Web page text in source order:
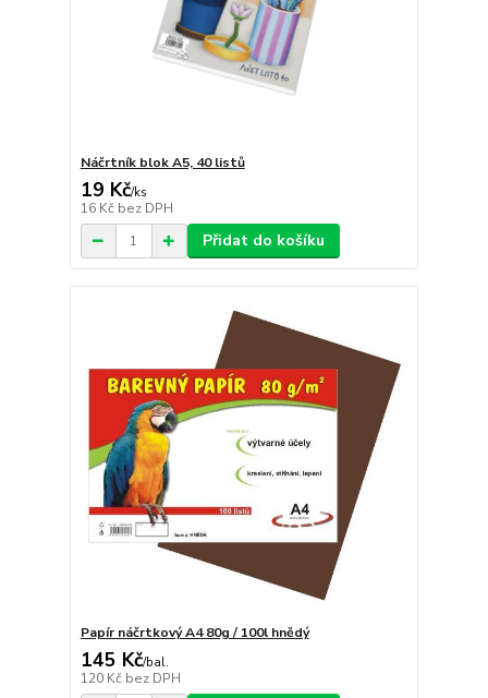
Náčrtník blok A5, 40 listů
19 Kč/ks
16 Kč bez DPH
Přidat do košíku
Papír náčrtkový A4 80g / 100l hnědý
145 Kč/bal.
120 Kč bez DPH